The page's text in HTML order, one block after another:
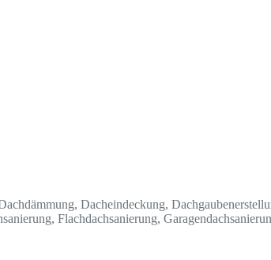
Dacheindeckung,
Flachdachsanierung,